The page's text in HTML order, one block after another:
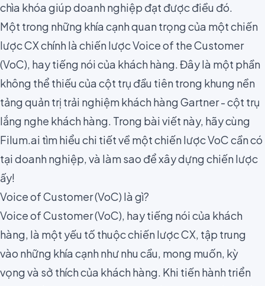
chìa khóa giúp doanh nghiệp đạt được điều đó.
Một trong những khía cạnh quan trọng của một chiến
lược CX chính là chiến lược Voice of the Customer
(VoC), hay tiếng nói của khách hàng. Đây là một phần
không thể thiếu của cột trụ đầu tiên trong khung nền
tảng quản trị trải nghiệm khách hàng Gartner- cột trụ
lắng nghe khách hàng. Trong bài viết này, hãy cùng
Filum.ai tìm hiểu chi tiết về một chiến lược VoC cần có
tại doanh nghiệp, và làm sao để xây dựng chiến lược
ấy!
Voice of Customer (VoC) là gì?
Voice of Customer (VoC), hay tiếng nói của khách
hàng, là một yếu tố thuộc chiến lược CX, tập trung
vào những khía cạnh như nhu cầu, mong muốn, kỳ
vọng và sở thích của khách hàng. Khi tiến hành triển